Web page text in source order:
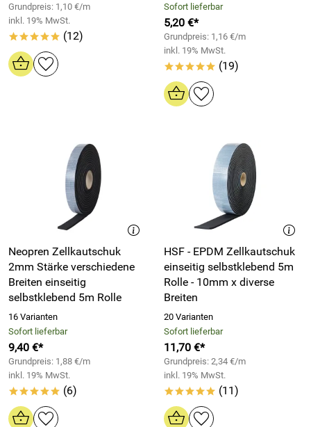
Grundpreis: 1,10 €/m
inkl. 19% MwSt.
***** (12)
Sofort lieferbar
5,20 €*
Grundpreis: 1,16 €/m
inkl. 19% MwSt.
***** (19)
Neopren Zellkautschuk
2mm Stärke verschiedene
Breiten einseitig
selbstklebend 5m Rolle
16 Varianten
Sofort lieferbar
9,40 €*
Grundpreis: 1,88 €/m
inkl. 19% MwSt.
***** (6)
HSF - EPDM Zellkautschuk
einseitig selbstklebend 5m
Rolle - 10mm x diverse
Breiten
20 Varianten
Sofort lieferbar
11,70 €*
Grundpreis: 2,34 €/m
inkl. 19% MwSt.
***** (11)